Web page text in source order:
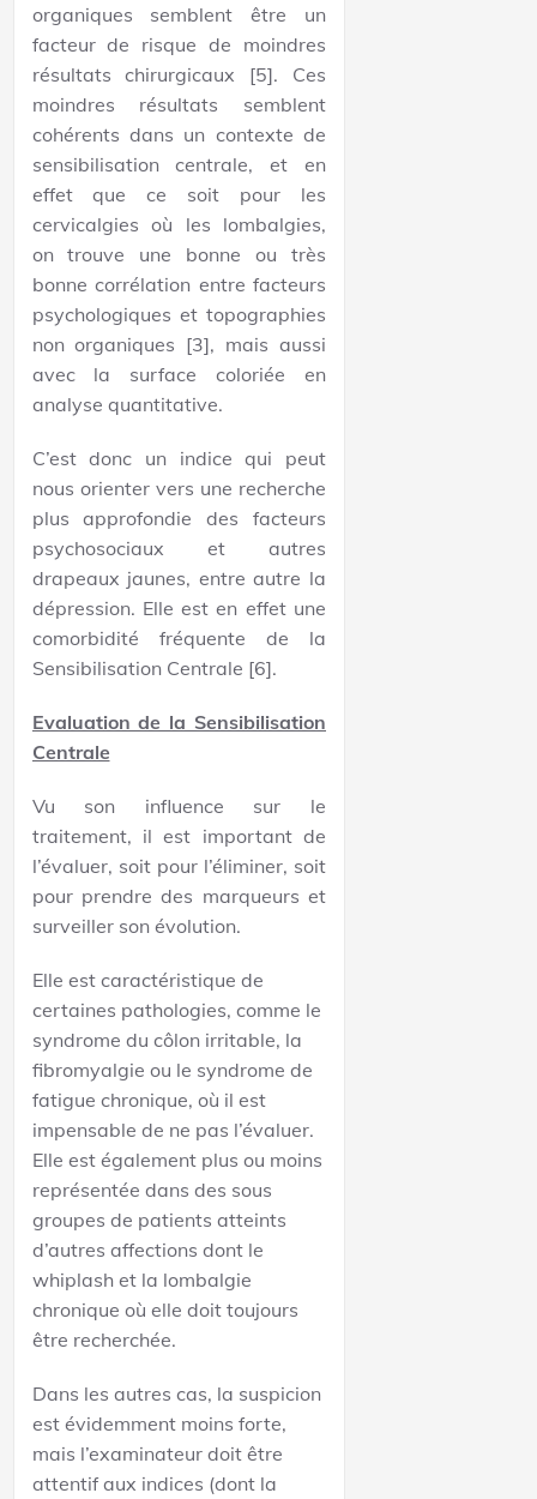
organiques semblent être un
facteur de risque de moindres
résultats chirurgicaux [5]. Ces
moindres résultats semblent
cohérents dans un contexte de
sensibilisation centrale, et en
effet que ce soit pour les
cervicalgies où les lombalgies,
on trouve une bonne ou très
bonne corrélation entre facteurs
psychologiques et topographies
non organiques [3], mais aussi
avec la surface coloriée en
analyse quantitative.
C’est donc un indice qui peut
nous orienter vers une recherche
plus approfondie des facteurs
psychosociaux et autres
drapeaux jaunes, entre autre la
dépression. Elle est en effet une
comorbidité fréquente de la
Sensibilisation Centrale [6].
Evaluation de la Sensibilisation
Centrale
Vu son influence sur le
traitement, il est important de
l’évaluer, soit pour l’éliminer, soit
pour prendre des marqueurs et
surveiller son évolution.
Elle est caractéristique de
certaines pathologies, comme le
syndrome du côlon irritable, la
fibromyalgie ou le syndrome de
fatigue chronique, où il est
impensable de ne pas l’évaluer.
Elle est également plus ou moins
représentée dans des sous
groupes de patients atteints
d’autres affections dont le
whiplash et la lombalgie
chronique où elle doit toujours
être recherchée.
Dans les autres cas, la suspicion
est évidemment moins forte,
mais l’examinateur doit être
attentif aux indices (dont la